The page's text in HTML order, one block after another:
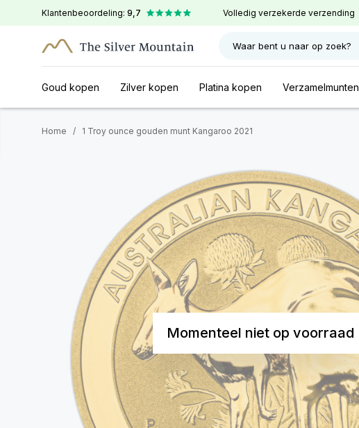
Klantenbeoordeling: 9,7 Volledig verzekerde verzending
Waar bent u naar op zoek?
Goud kopen Zilver kopen Platina kopen Verzamelmunten
Home / 1 Troy ounce gouden munt Kangaroo 2021
Momenteel niet op voorraad